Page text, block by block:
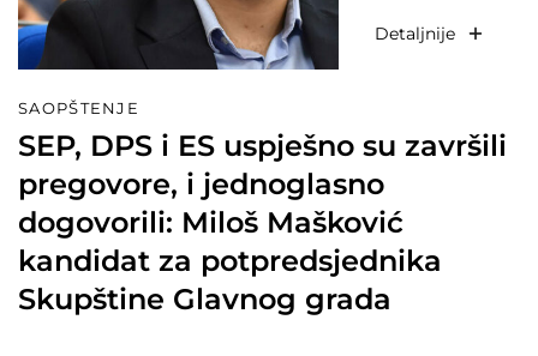
Detaljnije
SAOPŠTENJE
SEP, DPS i ES uspješno su završili
pregovore, i jednoglasno
dogovorili: Miloš Mašković
kandidat za potpredsjednika
Skupštine Glavnog grada